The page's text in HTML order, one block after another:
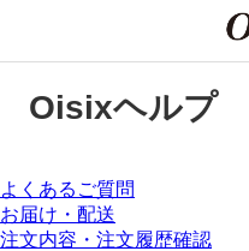
Oisixヘルプ
よくあるご質問
お届け・配送
注文内容・注文履歴確認